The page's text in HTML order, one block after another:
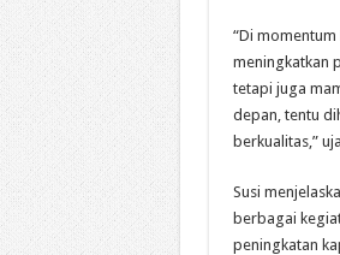
“Di
meningkatkan
tetapi juga
depan, tentu
berkualitas,”
Susi
berbagai
peningkatan